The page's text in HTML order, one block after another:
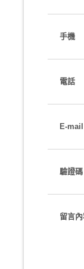
手機
電話
E-mail
驗證碼
留言